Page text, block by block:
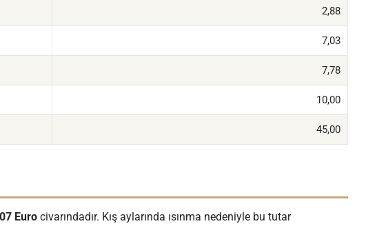
2,88
7,03
7,78
10,00
45,00
Euro civarındadır. Kış aylarında ısınma nedeniyle bu tutar